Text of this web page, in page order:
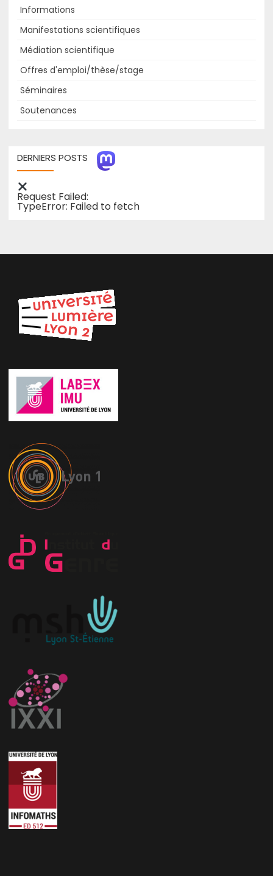
dynamique
de
l’information
Informations
Manifestations scientifiques
Médiation scientifique
Offres d'emploi/thèse/stage
Séminaires
Soutenances
DERNIERS POSTS
Request Failed:
TypeError: Failed to fetch